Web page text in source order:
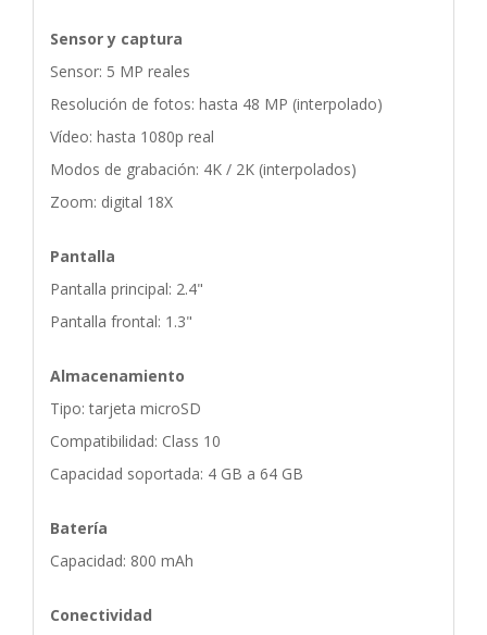
Sensor y captura
Sensor: 5 MP reales
Resolución de fotos: hasta 48 MP (interpolado)
Vídeo: hasta 1080p real
Modos de grabación: 4K / 2K (interpolados)
Zoom: digital 18X
Pantalla
Pantalla principal: 2.4"
Pantalla frontal: 1.3"
Almacenamiento
Tipo: tarjeta microSD
Compatibilidad: Class 10
Capacidad soportada: 4 GB a 64 GB
Batería
Capacidad: 800 mAh
Conectividad